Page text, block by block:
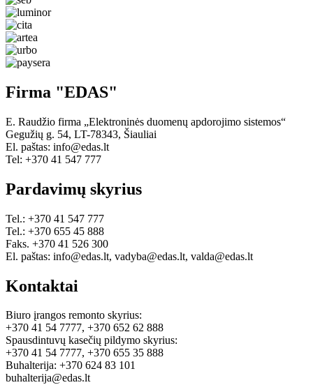
Firma "EDAS"
E. Raudžio firma „Elektroninės duomenų apdorojimo sistemos“
Gegužių g. 54, LT-78343, Šiauliai
El. paštas: info@edas.lt
Tel: +370 41 547 777
Pardavimų skyrius
Tel.: +370 41 547 777
Tel.: +370 655 45 888
Faks. +370 41 526 300
El. paštas: info@edas.lt, vadyba@edas.lt, valda@edas.lt
Kontaktai
Biuro įrangos remonto skyrius:
+370 41 54 7777, +370 652 62 888
Spausdintuvų kasečių pildymo skyrius:
+370 41 54 7777, +370 655 35 888
Buhalterija: +370 624 83 101
buhalterija@edas.lt